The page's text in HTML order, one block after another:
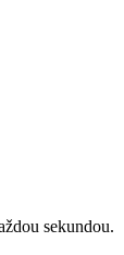
sekundou.